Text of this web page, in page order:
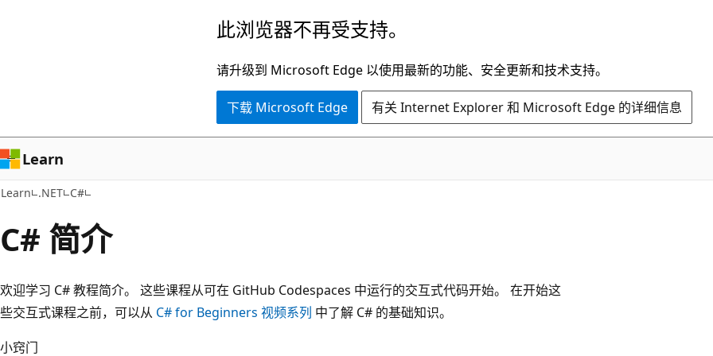
容
此浏览器不再受支持。
请升级到 Microsoft Edge 以使用最新的功能、安全更新和技术支持。
下载 Microsoft Edge 有关 Internet Explorer 和 Microsoft Edge 的详细信息
Learn
Learn .NET C#
C# 简介
欢迎学习 C# 教程简介。 这些课程从可在 GitHub Codespaces 中运行的交互式代码开始。 在开始这
些交互式课程之前，可以从 C# for Beginners 视频系列 中了解 C# 的基础知识。
小窍门